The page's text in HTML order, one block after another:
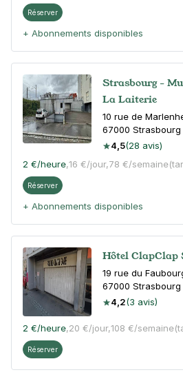
Réserver
+ Abonnements disponibles
Strasbourg -
La Laiterie
10 rue de
67000 Strasbourg
4,5(28 avis)
2 €/heure,16 €/jour,78 €/semaine
Réserver
+ Abonnements disponibles
Hôtel ClapClap
19 rue du
67000 Strasbourg
4,2(3 avis)
2 €/heure,20 €/jour,108 €/semaine
Réserver